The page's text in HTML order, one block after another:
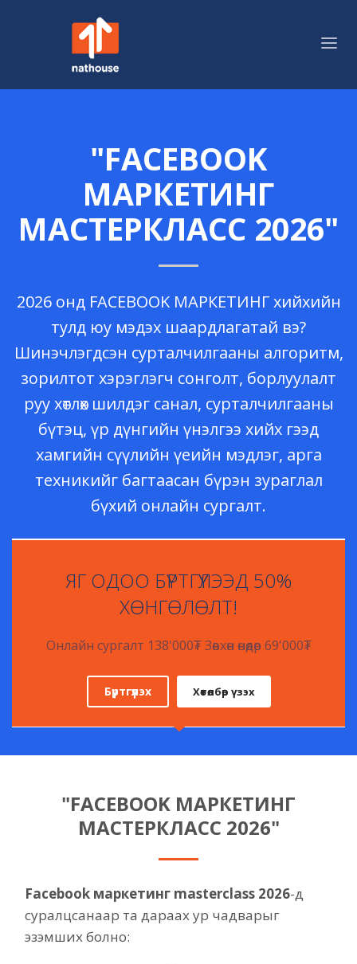
"FACEBOOK
МАРКЕТИНГ
МАСТЕРКЛАСС 2026"
2026 онд FACEBOOK МАРКЕТИНГ хийхийн
тулд юу мэдэх шаардлагатай вэ?
Шинэчлэгдсэн сурталчилгааны алгоритм,
зорилтот хэрэглэгч сонголт, борлуулалт
руу хөтлөх шилдэг санал, сурталчилгааны
бүтэц, үр дүнгийн үнэлгээ хийх гээд
хамгийн сүүлийн үеийн мэдлэг, арга
техникийг багтаасан бүрэн зураглал
бүхий онлайн сургалт.
ЯГ ОДОО БҮРТГҮҮЛЭЭД 50%
ХӨНГӨЛӨЛТ!
Онлайн сургалт 138'000₮ Зөвхөн өнөөдөр 69'000₮
Бүртгүүлэх Хөтөлбөр үзэх
"FACEBOOK МАРКЕТИНГ
МАСТЕРКЛАСС 2026"
Facebook маркетинг masterclass 2026-д
суралцсанаар та дараах ур чадварыг
эзэмших болно: